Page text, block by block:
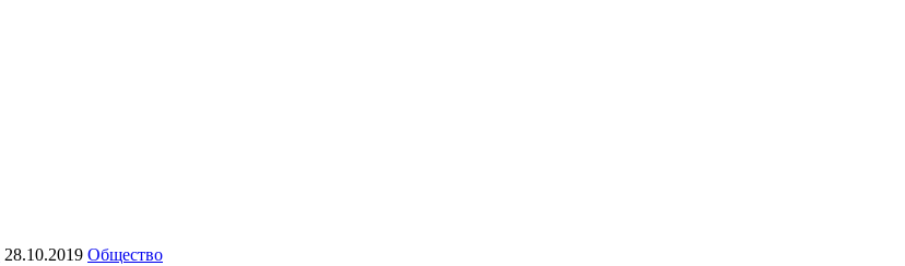
28.10.2019 Общество